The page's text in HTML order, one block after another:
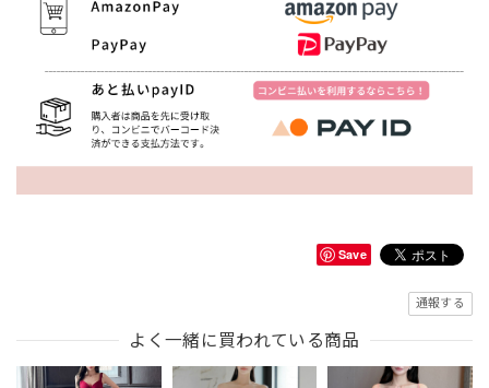
Save
通報する
よく一緒に買われている商品